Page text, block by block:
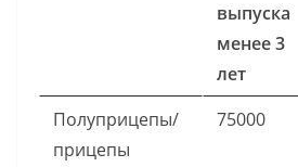
выпуска
менее 3
лет
Полуприцепы/
прицепы
75000